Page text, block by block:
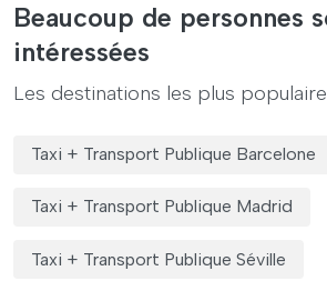
Beaucoup de personnes
intéressées
Les destinations les plus
Taxi + Transport Publique Barcelone
Taxi + Transport Publique Madrid
Taxi + Transport Publique Séville